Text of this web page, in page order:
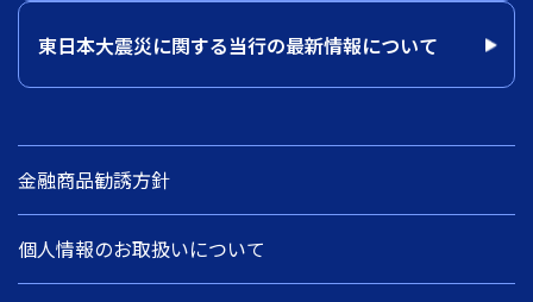
東日本大震災に関する当行の最新情報について
金融商品勧誘方針
個人情報のお取扱いについて